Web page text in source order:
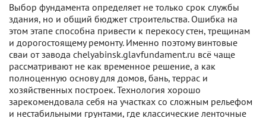
Выбор фундамента определяет не только срок службы
здания, но и общий бюджет строительства. Ошибка на
этом этапе способна привести к перекосу стен, трещинам
и дорогостоящему ремонту. Именно поэтому винтовые
сваи от завода chelyabinsk.glavfundament.ru всё чаще
рассматривают не как временное решение, а как
полноценную основу для домов, бань, террас и
хозяйственных построек. Технология хорошо
зарекомендовала себя на участках со сложным рельефом
и нестабильными грунтами, где классические ленточные